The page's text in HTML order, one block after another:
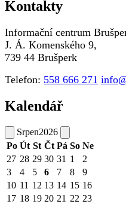
Kontakty
Informační centrum
J. Á. Komenského 9,
739 44 Brušperk
Telefon: 558 666 271
Kalendář
Srpen2026
Po Út St Čt Pá So Ne
27 28 29 30 31 1
2
3
4 5 6 7 8
9
10 11 12 13 14 15 16
17 18 19 20 21 22 23